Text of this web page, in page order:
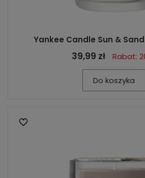
Yankee Candle Sun &
39,99 zł Rabat:
Do koszyka